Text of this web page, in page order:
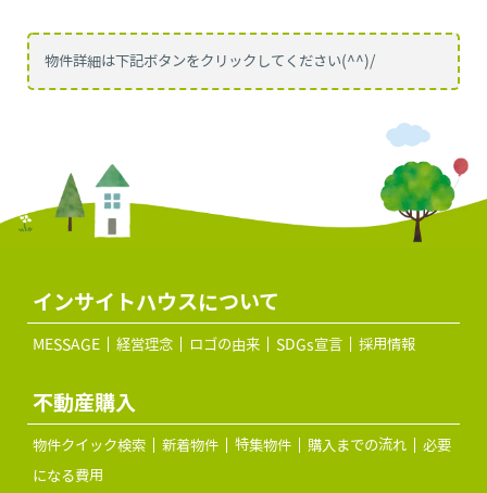
物件詳細は下記ボタンをクリックしてください(^^)/
インサイトハウスについて
MESSAGE 経営理念 ロゴの由来 SDGs宣言 採用情報
不動産購入
物件クイック検索 新着物件 特集物件 購入までの流れ
必要
になる費用